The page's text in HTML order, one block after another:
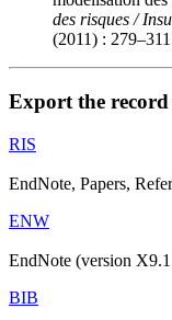
des risques /
(2011) :
Export the
RIS
EndNote, Papers,
ENW
EndNote (version
BIB